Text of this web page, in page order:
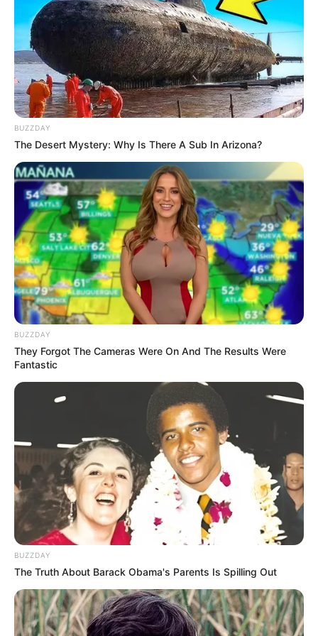
Naik 33% di 2024 dan Naik 2x Lipat di
2025
indomiliter 19/03/2025
MBDA, manufaktur rudal terbesar di Eropa, dalam siaran pers
menyebut bahwa pihaknya telah menggenjot produksi hingga 33
persen pada tahun 2024, khususnya karena permintaan dari
pemerintah Eropa untuk pertahanan udara dan amunisi medan
perang telah meningkatkan pesanan hingga mencapai rekor.
(more…)
Khawatir Atas Kebijakan Donald Trump,
Portugal Singkirkan Opsi Pembelian Jet
Tempur F-35 Lightning II
|15/03/2025
BUZZDAY
The Desert Mystery: Why Is There A Sub In Arizona?
BUZZDAY
They Forgot The Cameras Were On And The Results Were
Fantastic
BUZZDAY
The Truth About Barack Obama's Parents Is Spilling Out